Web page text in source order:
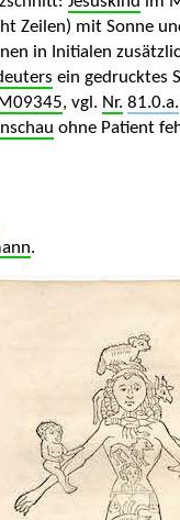
Zeilen) mit Sonne
in Initialen
ein gedrucktes
, vgl. Nr. 81.0.a.
ohne Patient
.